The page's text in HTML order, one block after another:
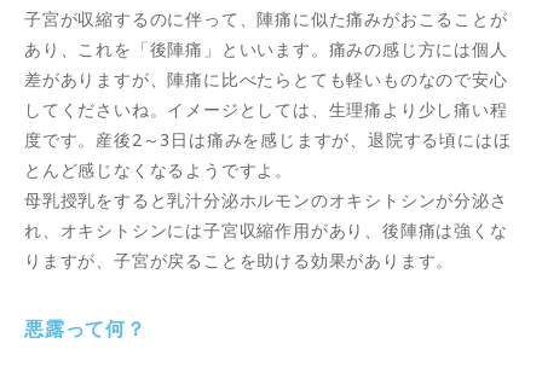
子宮が収縮するのに伴って、陣痛に似た痛みがおこることが
あり、これを「後陣痛」といいます。痛みの感じ方には個人
差がありますが、陣痛に比べたらとても軽いものなので安心
してくださいね。イメージとしては、生理痛より少し痛い程
度です。産後2～3日は痛みを感じますが、退院する頃にはほ
とんど感じなくなるようですよ。
母乳授乳をすると乳汁分泌ホルモンのオキシトシンが分泌さ
れ、オキシトシンには子宮収縮作用があり、後陣痛は強くな
りますが、子宮が戻ることを助ける効果があります。
悪露って何？